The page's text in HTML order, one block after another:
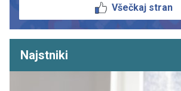
Všečkaj stran
Najstniki